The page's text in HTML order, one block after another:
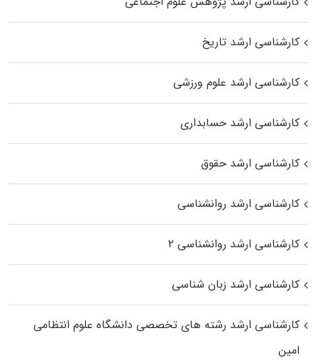
کارشناسی ارشد تاریخ
کارشناسی ارشد علوم ورزشی
کارشناسی ارشد حسابداری
کارشناسی ارشد حقوق
کارشناسی ارشد روانشناسی
کارشناسی ارشد روانشناسی ۲
کارشناسی ارشد زبان شناسی
کارشناسی ارشد رﺷﺘﻪ ﻫﺎی تخصصی داﻧﺸﮕﺎه ﻋﻠﻮم انتظامی
اﻣﻴﻦ